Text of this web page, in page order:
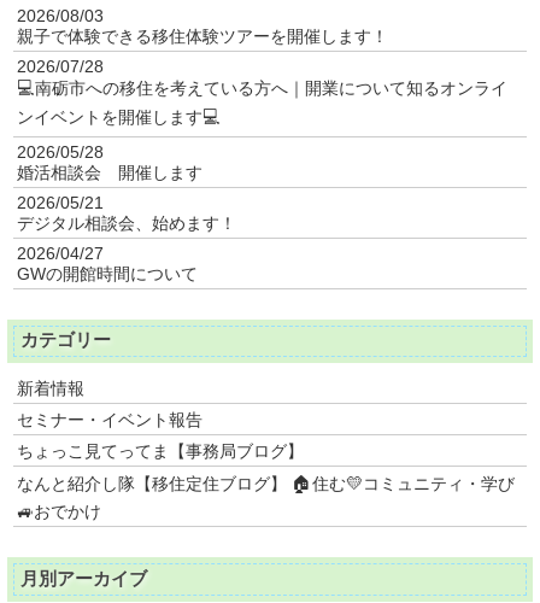
2026/08/03
親子で体験できる移住体験ツアーを開催します！
2026/07/28
💻南砺市への移住を考えている方へ｜開業について知るオンライ
ンイベントを開催します💻
2026/05/28
婚活相談会 開催します
2026/05/21
デジタル相談会、始めます！
2026/04/27
GWの開館時間について
カテゴリー
新着情報
セミナー・イベント報告
ちょっこ見てってま【事務局ブログ】
なんと紹介し隊【移住定住ブログ】 🏠住む💛コミュニティ・学び
🚙おでかけ
月別アーカイブ